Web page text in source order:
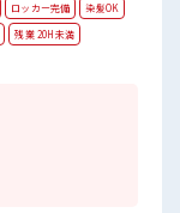
ロッカー完備
染髪OK
残業 20H未満